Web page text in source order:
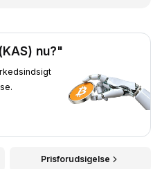
nu?"
Prisforudsigelse